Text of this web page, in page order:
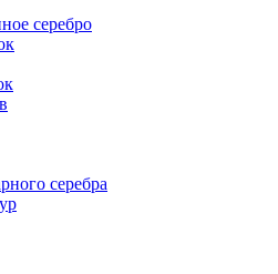
серебро
серебра